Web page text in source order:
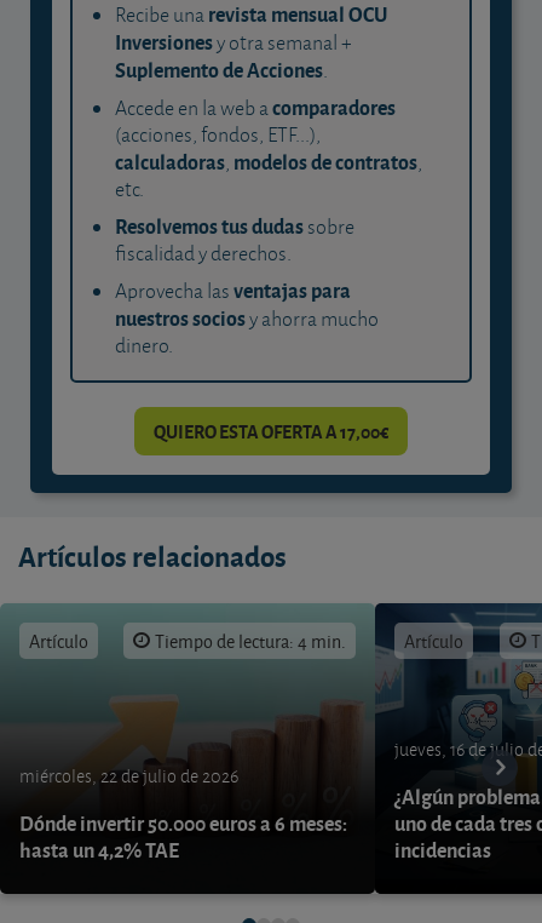
Recibe unarevista mensual OCU
Inversionesy otra semanal +
Suplemento de Acciones.
Accede en la web acomparadores
(acciones, fondos, ETF...),
calculadoras, modelos de contratos,
etc.
Resolvemos tus dudassobre
fiscalidad y derechos.
Aprovecha lasventajas para
nuestros sociosy ahorra mucho
dinero.
QUIERO ESTA OFERTA A 17,00€
Artículos relacionados
Artículo Tiempo de lectura: 4 min.
miércoles, 22 de julio de 2026
Dónde invertir 50.000 euros a 6 meses:
hasta un 4,2% TAE
Artículo
jueves, 16 de julio
¿Algún problema
uno de cada
incidencias